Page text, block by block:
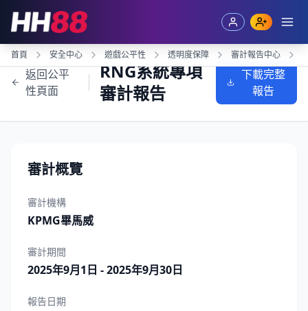
跳過導航到主要內容
首頁 安全中心 遊戲公平性 透明度保障 審計報告中心
返回公平
性頁面
RNG系統專項
審計報告
下載完整
報告
審計概覽
審計機構
KPMG畢馬威
審計期間
2025年9月1日 - 2025年9月30日
報告日期